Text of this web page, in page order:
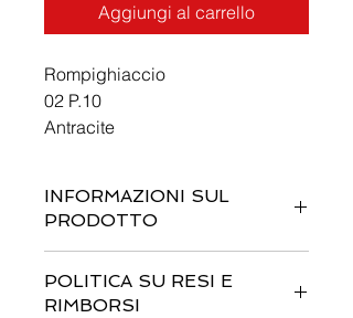
Aggiungi al carrello
Rompighiaccio
02 P.10
Antracite
INFORMAZIONI SUL
PRODOTTO
Sono un posto perfetto per
aggiungere maggiori informazioni sul
POLITICA SU RESI E
RIMBORSI